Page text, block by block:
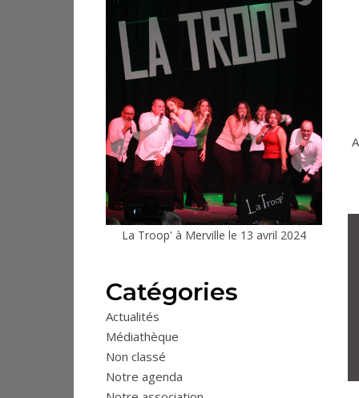
La Troop' à Merville le 13 avril 2024
Catégories
Actualités
Médiathèque
Non classé
Notre agenda